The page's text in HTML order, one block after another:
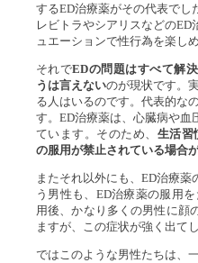
するED治療薬がその代表でし
レビトラやシアリスなどの
ュエーションで性行為を楽し
それでEDの問題はすべて解
うは言えないのが現状です。
る人はいるのです。代表的な
す。ED治療薬は、心臓病や血
ています。そのため、 生活習
の服用が禁止されている場合
またそれ以外にも、ED治療薬
う男性も、ED治療薬の服用
用後、かなり多くの男性に顔
ますが、この症状が強く出て
ではこのような男性たちは、